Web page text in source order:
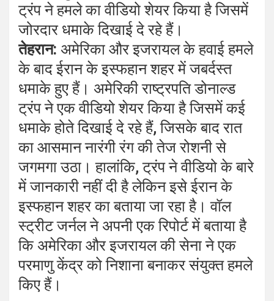
ट्रंप ने हमले का वीडियो शेयर किया है जिसमें
जोरदार धमाके दिखाई दे रहे हैं।
तेहरान: अमेरिका और इजरायल के हवाई हमले
के बाद ईरान के इस्फहान शहर में जबर्दस्त
धमाके हुए हैं। अमेरिकी राष्ट्रपति डोनाल्ड
ट्रंप ने एक वीडियो शेयर किया है जिसमें कई
धमाके होते दिखाई दे रहे हैं, जिसके बाद रात
का आसमान नारंगी रंग की तेज रोशनी से
जगमगा उठा। हालांकि, ट्रंप ने वीडियो के बारे
में जानकारी नहीं दी है लेकिन इसे ईरान के
इस्फहान शहर का बताया जा रहा है। वॉल
स्ट्रीट जर्नल ने अपनी एक रिपोर्ट में बताया है
कि अमेरिका और इजरायल की सेना ने एक
परमाणु केंद्र को निशाना बनाकर संयुक्त हमले
किए हैं।